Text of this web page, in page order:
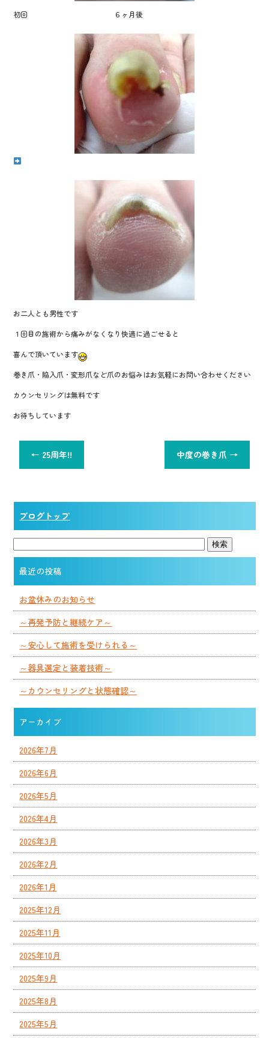
初回 ６ヶ月後
お二人とも男性です
１回目の施術から痛みがなくなり快適に過ごせると
喜んで頂いています
巻き爪・陥入爪・変形爪など爪のお悩みはお気軽にお問い合わせください
カウンセリングは無料です
お待ちしています
← 25周年!! 中度の巻き爪 →
ブログトップ
最近の投稿
お盆休みのお知らせ
～再発予防と継続ケア～
～安心して施術を受けられる～
～器具選定と装着技術～
～カウンセリングと状態確認～
アーカイブ
2026年7月
2026年6月
2026年5月
2026年4月
2026年3月
2026年2月
2026年1月
2025年12月
2025年11月
2025年10月
2025年9月
2025年8月
2025年5月